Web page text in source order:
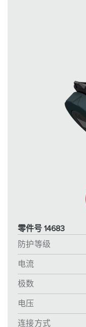
零件号 14683
防护等级
电流
极数
电压
连接方式